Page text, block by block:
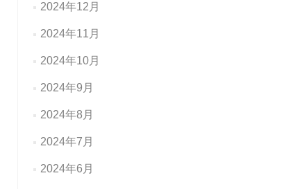
2024年12月
2024年11月
2024年10月
2024年9月
2024年8月
2024年7月
2024年6月